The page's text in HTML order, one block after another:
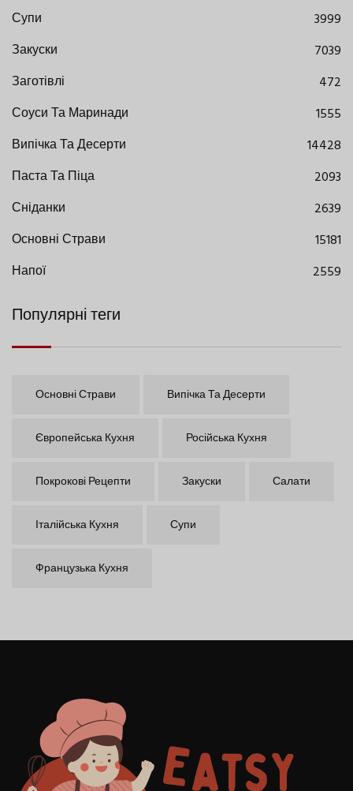
Супи
3999
Закуски
7039
Заготівлі
472
Соуси Та Маринади
1555
Випічка Та Десерти
14428
Паста Та Піца
2093
Сніданки
2639
Основні Страви
15181
Напої
2559
Популярні теги
Основні Страви Випічка Та Десерти
Європейська Кухня Російська Кухня
Покрокові Рецепти Закуски Салати
Італійська Кухня Супи
Французька Кухня